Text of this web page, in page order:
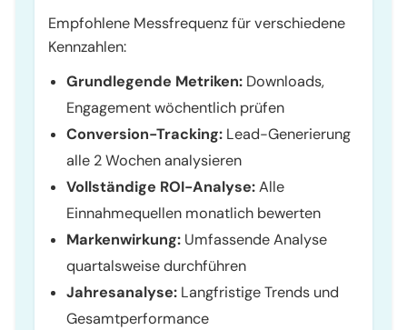
Empfohlene Messfrequenz für verschiedene
Kennzahlen:
Grundlegende Metriken: Downloads,
Engagement wöchentlich prüfen
Conversion-Tracking: Lead-Generierung
alle 2 Wochen analysieren
Vollständige ROI-Analyse:Alle
Einnahmequellen monatlich bewerten
Markenwirkung: Umfassende Analyse
quartalsweise durchführen
Jahresanalyse: Langfristige Trends und
Gesamtperformance